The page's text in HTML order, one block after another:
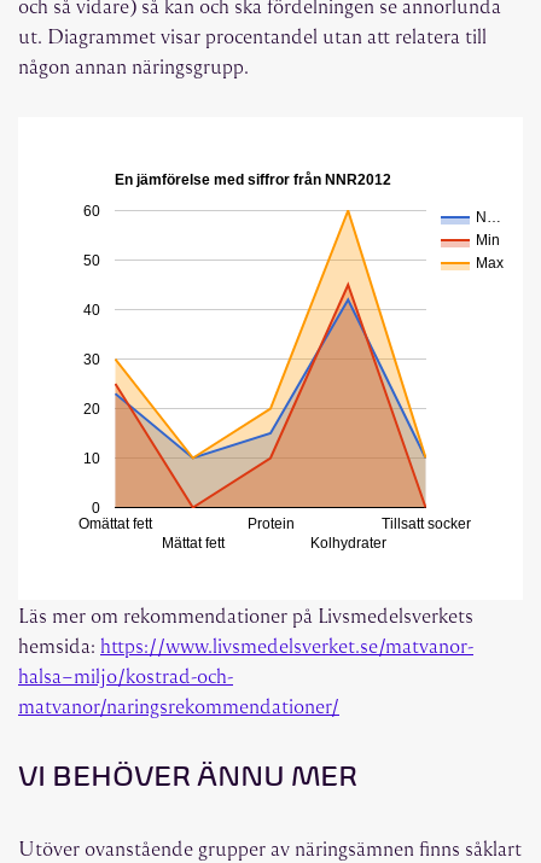
och så vidare) så kan och ska fördelningen se annorlunda
ut. Diagrammet visar procentandel utan att relatera till
någon annan näringsgrupp.
En jämförelse med siffror från NNR2012
N…
Min
Max
Omättat fett
Mättat fett
Protein
Kolhydrater
Tillsatt socker
0
10
20
30
40
50
60
Läs mer om rekommendationer på Livsmedelsverkets
hemsida: https://www.livsmedelsverket.se/matvanor-
halsa–miljo/kostrad-och-
matvanor/naringsrekommendationer/
VI BEHÖVER ÄNNU MER
Utöver ovanstående grupper av näringsämnen finns såklart